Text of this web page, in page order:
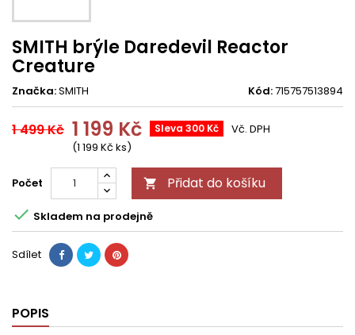
SMITH brýle Daredevil Reactor
Creature
Značka:SMITH Kód:715757513894
1 499 Kč 1 199 Kč Sleva 300 Kč
(1 199 Kč ks)
Vč. DPH
Počet  Přidat do košíku
 Skladem na prodejně
Sdílet
POPIS